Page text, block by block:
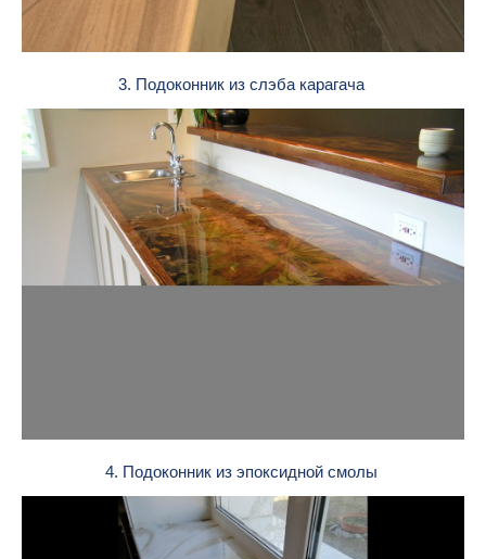
3. Подоконник из слэба карагача
4. Подоконник из эпоксидной смолы